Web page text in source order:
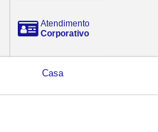
Atendimento
Corporativo
Casa